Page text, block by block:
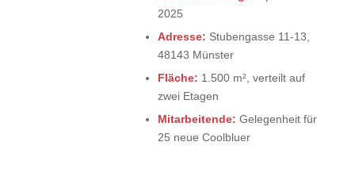
2025
Adresse: Stubengasse 11-13,
48143 Münster
Fläche: 1.500 m², verteilt auf
zwei Etagen
Mitarbeitende: Gelegenheit für
25 neue Coolbluer